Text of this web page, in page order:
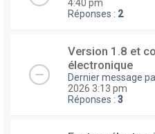
4:40 pm
Réponses : 2
Version 1.8 et
électronique
Dernier message
2026 3:13 pm
Réponses : 3